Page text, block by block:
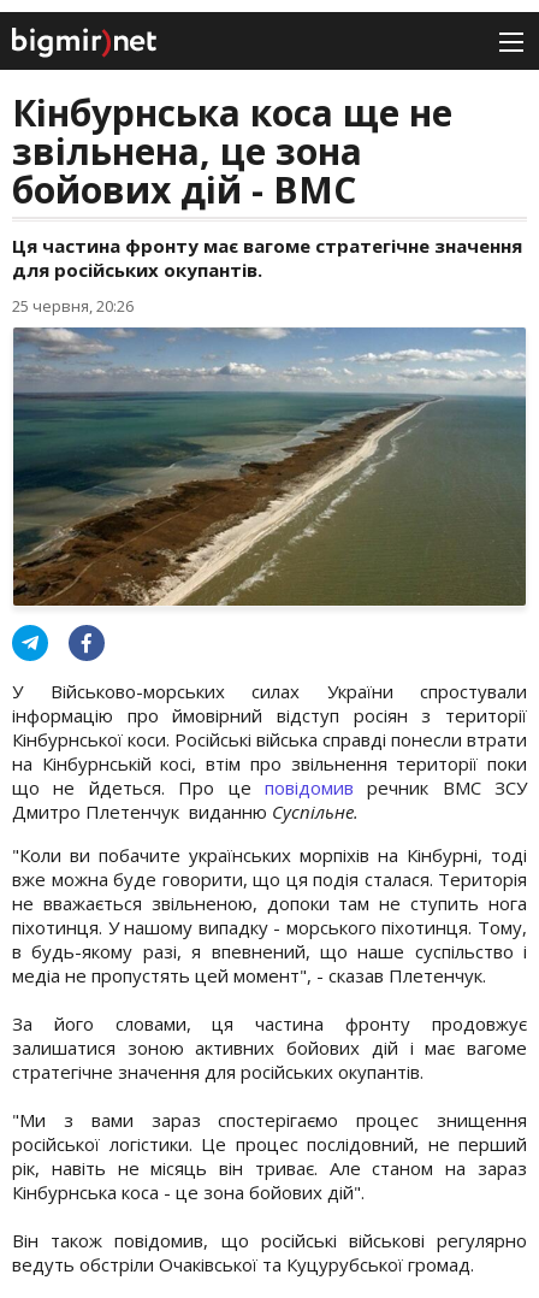
Кінбурнська коса ще не
звільнена, це зона
бойових дій - ВМС
Ця частина фронту має вагоме стратегічне значення
для російських окупантів.
25 червня, 20:26
У Військово-морських силах України спростували
інформацію про ймовірний відступ росіян з території
Кінбурнської коси. Російські війська справді понесли втрати
на Кінбурнській косі, втім про звільнення території поки
що не йдеться. Про це повідомив речник ВМС ЗСУ
Дмитро Плетенчук виданню Суспільне.
"Коли ви побачите українських морпіхів на Кінбурні, тоді
вже можна буде говорити, що ця подія сталася. Територія
не вважається звільненою, допоки там не ступить нога
піхотинця. У нашому випадку - морського піхотинця. Тому,
в будь-якому разі, я впевнений, що наше суспільство і
медіа не пропустять цей момент", - сказав Плетенчук.
За його словами, ця частина фронту продовжує
залишатися зоною активних бойових дій і має вагоме
стратегічне значення для російських окупантів.
"Ми з вами зараз спостерігаємо процес знищення
російської логістики. Це процес послідовний, не перший
рік, навіть не місяць він триває. Але станом на зараз
Кінбурнська коса - це зона бойових дій".
Він також повідомив, що російські військові регулярно
ведуть обстріли Очаківської та Куцурубської громад.